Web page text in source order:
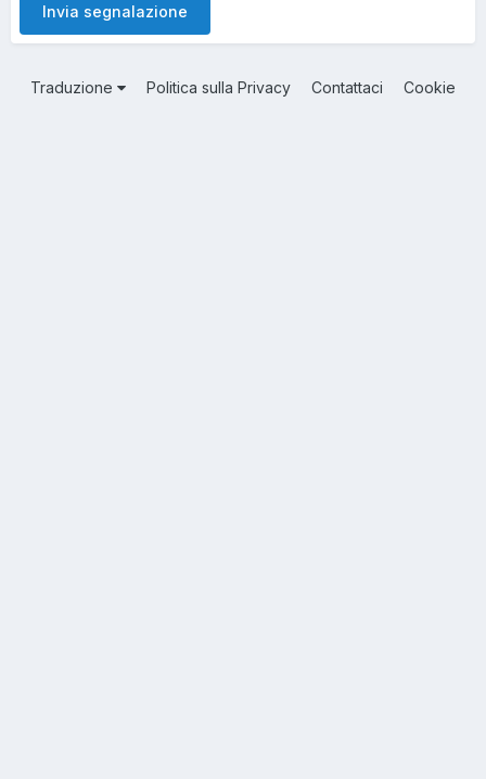
Invia segnalazione
Traduzione Politica sulla Privacy Contattaci Cookie